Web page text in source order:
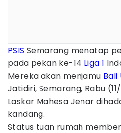
PSIS Semarang menatap
pada pekan ke-14 Liga 1
Mereka akan menjamu Bali
Jatidiri, Semarang, Rabu
Laskar Mahesa Jenar
kandang.
Status tuan rumah